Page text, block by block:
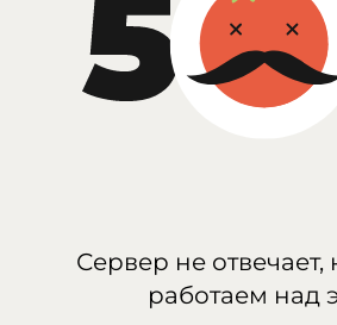
Сервер не
работаем над